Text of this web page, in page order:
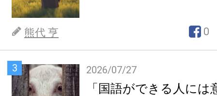
熊代 亨 0
3 2026/07/27
「国語ができる人には